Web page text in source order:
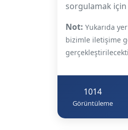
sorgulamak için
Not: Yukarıda
bizimle iletişime
1014
Görüntüleme